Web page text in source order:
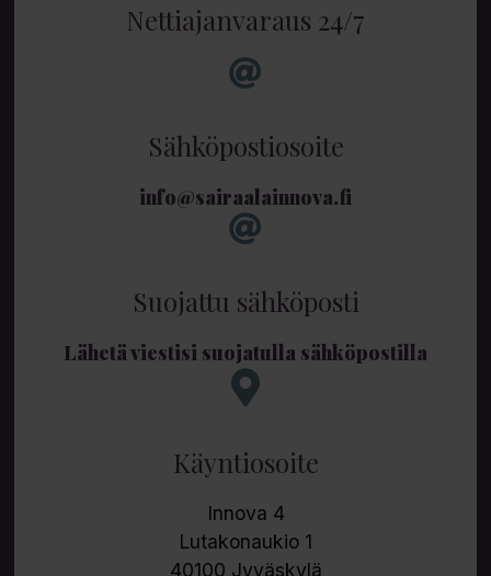
Nettiajanvaraus 24/7
Sähköpostiosoite
info@sairaalainnova.fi
Suojattu sähköposti
Lähetä viestisi suojatulla sähköpostilla
Käyntiosoite
Innova 4
Lutakonaukio 1
40100 Jyväskylä